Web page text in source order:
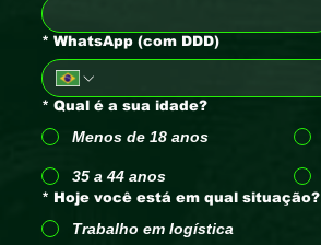
* WhatsApp (com DDD)
* Qual é a sua idade?
Menos de 18 anos
35 a 44 anos
* Hoje você está em qual situação?
Trabalho em logística